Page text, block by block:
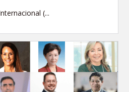
(...